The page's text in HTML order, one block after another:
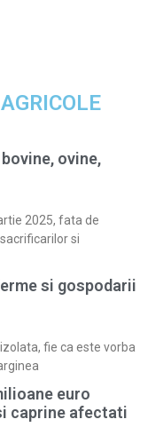
ovine,
2025, fata de
si
si gospodarii
fie ca este vorba
euro
caprine afectati